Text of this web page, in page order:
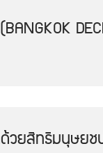
วยสิทธิมนุษยช